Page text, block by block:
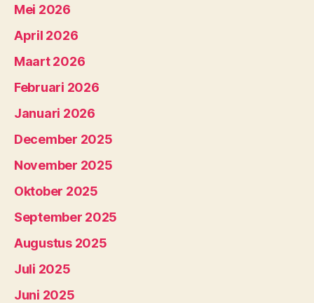
Mei 2026
April 2026
Maart 2026
Februari 2026
Januari 2026
December 2025
November 2025
Oktober 2025
September 2025
Augustus 2025
Juli 2025
Juni 2025